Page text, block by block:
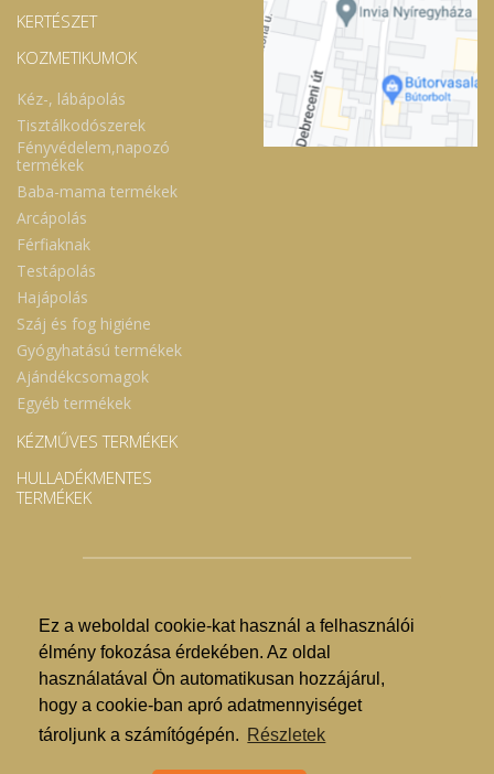
Ez a weboldal cookie-kat használ a felhasználói
élmény fokozása érdekében. Az oldal
használatával Ön automatikusan hozzájárul,
hogy a cookie-ban apró adatmennyiséget
tároljunk a számítógépén. Részletek
KERTÉSZET
KOZMETIKUMOK
Kéz-, lábápolás
Tisztálkodószerek
Fényvédelem,napozó
termékek
Baba-mama termékek
Arcápolás
Férfiaknak
Testápolás
Hajápolás
Száj és fog higiéne
Gyógyhatású termékek
Ajándékcsomagok
Egyéb termékek
KÉZMŰVES TERMÉKEK
HULLADÉKMENTES
TERMÉKEK
© Nyíregyházi Kosár Közösség 2019.
Hogyan lehet vásárolni?
GDPR
ÁSZF